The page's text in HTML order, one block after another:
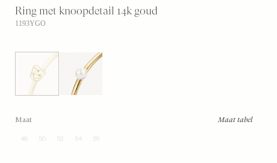
Ring met knoopdetail 14k goud
1193YGO
Maat
48 50 52 54 56
Maat tabel